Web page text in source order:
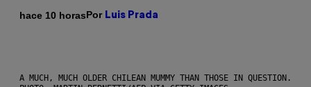
hace 10 horasPor Luis Prada
A MUCH, MUCH OLDER CHILEAN MUMMY THAN THOSE IN QUESTION.